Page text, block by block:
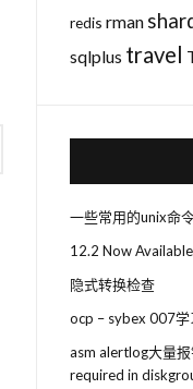
redis rman
sqlplus travel
一些常用的unix命
12.2 Now
隐式转换检查
ocp – sybex 007
asm alertlog大量
required in